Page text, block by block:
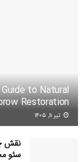
Guide to Natural
Restoration
تیر ۱۱, ۱۴۰۵
نقش
سئو